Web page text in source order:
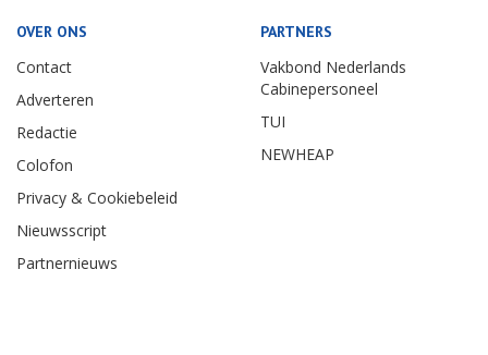
OVER ONS
Contact
Adverteren
Redactie
Colofon
Privacy & Cookiebeleid
Nieuwsscript
Partnernieuws
PARTNERS
Vakbond Nederlands
Cabinepersoneel
TUI
NEWHEAP